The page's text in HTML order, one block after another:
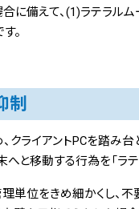
に備えて、(1)ラテラル
。
制
ライアントPCを踏み台
と移動する行為を「ラテ
単位をきめ細かくし、不